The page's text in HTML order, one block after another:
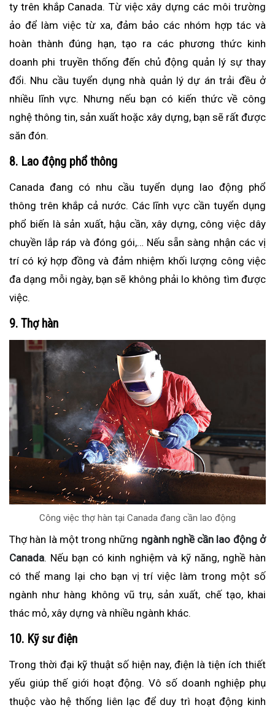
ty trên khắp Canada. Từ việc xây dựng các môi trường
ảo để làm việc từ xa, đảm bảo các nhóm hợp tác và
hoàn thành đúng hạn, tạo ra các phương thức kinh
doanh phi truyền thống đến chủ động quản lý sự thay
đổi. Nhu cầu tuyển dụng nhà quản lý dự án trải đều ở
nhiều lĩnh vực. Nhưng nếu bạn có kiến thức về công
nghệ thông tin, sản xuất hoặc xây dựng, bạn sẽ rất được
săn đón.
8. Lao động phổ thông
Canada đang có nhu cầu tuyển dụng lao động phổ
thông trên khắp cả nước. Các lĩnh vực cần tuyển dụng
phổ biến là sản xuất, hậu cần, xây dựng, công việc dây
chuyền lắp ráp và đóng gói,… Nếu sẵn sàng nhận các vị
trí có ký hợp đồng và đảm nhiệm khối lượng công việc
đa dạng mỗi ngày, bạn sẽ không phải lo không tìm được
việc.
9. Thợ hàn
Công việc thợ hàn tại Canada đang cần lao động
Thợ hàn là một trong những ngành nghề cần lao động ở
Canada. Nếu bạn có kinh nghiệm và kỹ năng, nghề hàn
có thể mang lại cho bạn vị trí việc làm trong một số
ngành như hàng không vũ trụ, sản xuất, chế tạo, khai
thác mỏ, xây dựng và nhiều ngành khác.
10. Kỹ sư điện
Trong thời đại kỹ thuật số hiện nay, điện là tiện ích thiết
yếu giúp thế giới hoạt động. Vô số doanh nghiệp phụ
thuộc vào hệ thống liên lạc để duy trì hoạt động kinh